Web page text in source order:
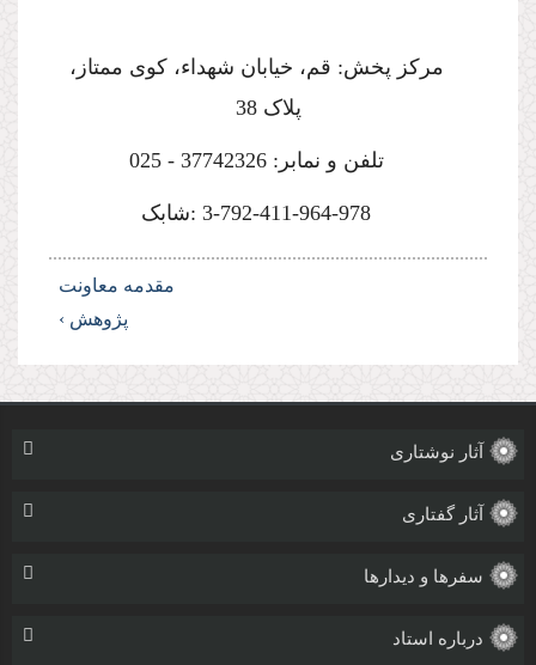
مرکز پخش: قم، خیابان شهداء، کوی ممتاز،
پلاک 38
تلفن و نمابر: 37742326 - 025
3-792-411-964-978 :شابک
مقدمه معاونت
پژوهش ›
آثار نوشتاری
آثار گفتاری
سفرها و دیدارها
درباره استاد